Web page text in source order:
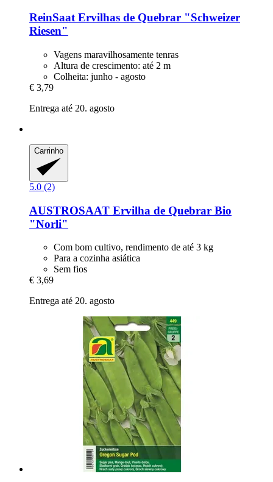
ReinSaat Ervilhas de Quebrar "Schweizer
Riesen"
Vagens maravilhosamente tenras
Altura de crescimento: até 2 m
Colheita: junho - agosto
€ 3,79
Entrega até 20. agosto
Carrinho
5.0 (2)
AUSTROSAAT Ervilha de Quebrar Bio
"Norli"
Com bom cultivo, rendimento de até 3 kg
Para a cozinha asiática
Sem fios
€ 3,69
Entrega até 20. agosto